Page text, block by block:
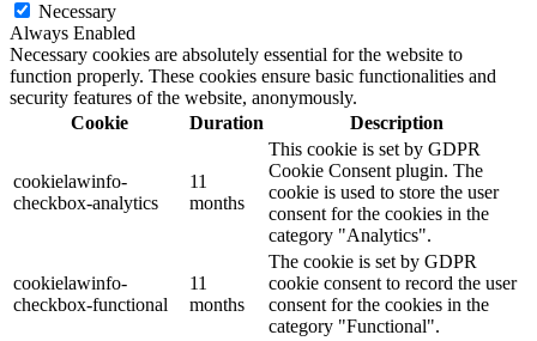
Necessary
Always Enabled
Necessary cookies are absolutely essential for the website to
function properly. These cookies ensure basic functionalities and
security features of the website, anonymously.
Cookie
Duration Description
cookielawinfo-
checkbox-analytics
11
months
This cookie is set by GDPR
Cookie Consent plugin. The
cookie is used to store the user
consent for the cookies in the
category "Analytics".
cookielawinfo-
checkbox-functional
11
months
The cookie is set by GDPR
cookie consent to record the user
consent for the cookies in the
category "Functional".